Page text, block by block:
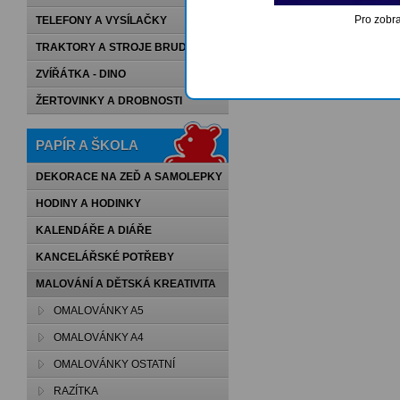
TELEFONY A VYSÍLAČKY
TRAKTORY A STROJE BRUDER
ZVÍŘÁTKA - DINO
ŽERTOVINKY A DROBNOSTI
PAPÍR A ŠKOLA
DEKORACE NA ZEĎ A SAMOLEPKY
HODINY A HODINKY
KALENDÁŘE A DIÁŘE
KANCELÁŘSKÉ POTŘEBY
MALOVÁNÍ A DĚTSKÁ KREATIVITA
OMALOVÁNKY A5
OMALOVÁNKY A4
OMALOVÁNKY OSTATNÍ
RAZÍTKA
2 3 4 5
Pro